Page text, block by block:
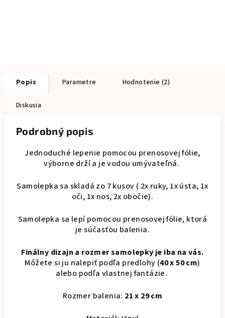
Popis Parametre Hodnotenie (2)
Diskusia
Podrobný popis
Jednoduché lepenie pomocou prenosovej fólie,
výborne drží a je vodou umývateľná.
Samolepka sa skladá zo 7 kusov ( 2x ruky, 1x ústa, 1x
oči, 1x nos, 2x obočie).
Samolepka sa lepí pomocou prenosovej fólie, ktorá
je súčasťou balenia.
Finálny dizajn a rozmer samolepky je iba na vás.
Môžete si ju nalepiť podľa predlohy (40 x 50 cm)
alebo podľa vlastnej fantázie.
Rozmer balenia: 21 x 29 cm